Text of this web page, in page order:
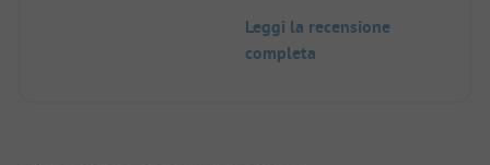
Leggi la recensione
completa